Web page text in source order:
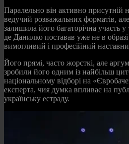
Паралельно він активно присутній
ведучий розважальних форматів,
залишила його багаторічна участь у
де Данилко поставав уже не в
вимогливий і професійний
Його прямі, часто жорсткі, але
зробили його одним із найбільш
національному відборі на
експерта, чия думка впливає на
українську естраду.